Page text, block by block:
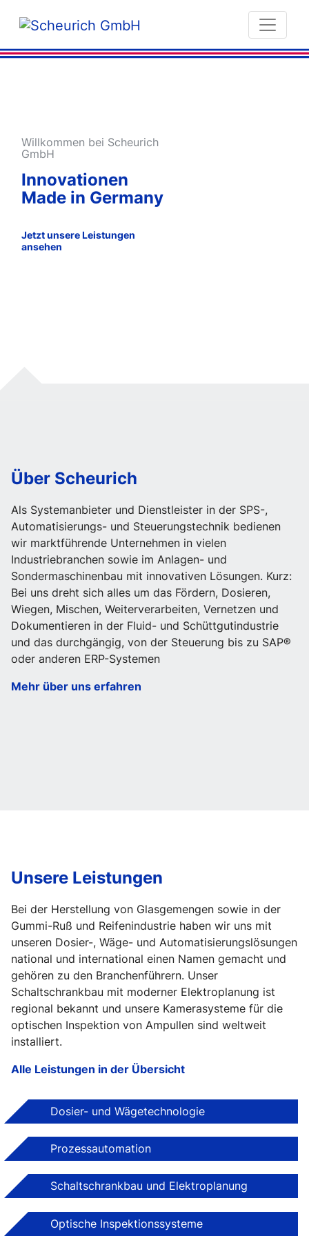
Willkommen bei Scheurich
GmbH
Innovationen
Made in Germany
Jetzt unsere Leistungen
ansehen
Über Scheurich
Als Systemanbieter und Dienstleister in der SPS-,
Automatisierungs- und Steuerungstechnik bedienen
wir marktführende Unternehmen in vielen
Industriebranchen sowie im Anlagen- und
Sondermaschinenbau mit innovativen Lösungen. Kurz:
Bei uns dreht sich alles um das Fördern, Dosieren,
Wiegen, Mischen, Weiterverarbeiten, Vernetzen und
Dokumentieren in der Fluid- und Schüttgutindustrie
und das durchgängig, von der Steuerung bis zu SAP®
oder anderen ERP-Systemen
Mehr über uns erfahren
Unsere Leistungen
Bei der Herstellung von Glasgemengen sowie in der
Gummi-Ruß und Reifenindustrie haben wir uns mit
unseren Dosier-, Wäge- und Automatisierungslösungen
national und international einen Namen gemacht und
gehören zu den Branchenführern. Unser
Schaltschrankbau mit moderner Elektroplanung ist
regional bekannt und unsere Kamerasysteme für die
optischen Inspektion von Ampullen sind weltweit
installiert.
Alle Leistungen in der Übersicht
Dosier- und Wägetechnologie
Prozessautomation
Schaltschrankbau und Elektroplanung
Optische Inspektionssysteme